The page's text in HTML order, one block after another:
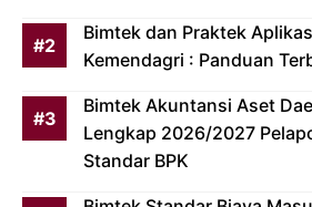
Bimtek dan Praktek
Kemendagri : Panduan
Bimtek Akuntansi Aset
Lengkap 2026/2027
Standar BPK